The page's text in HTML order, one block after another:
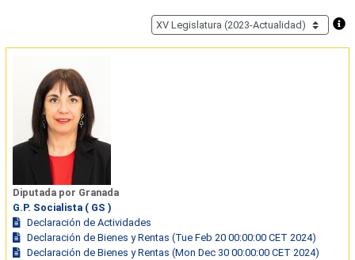
Diputada por Granada
G.P. Socialista ( GS )
Declaración de Actividades
Declaración de Bienes y Rentas (Tue Feb 20 00:00:00 CET 2024)
Declaración de Bienes y Rentas (Mon Dec 30 00:00:00 CET 2024)